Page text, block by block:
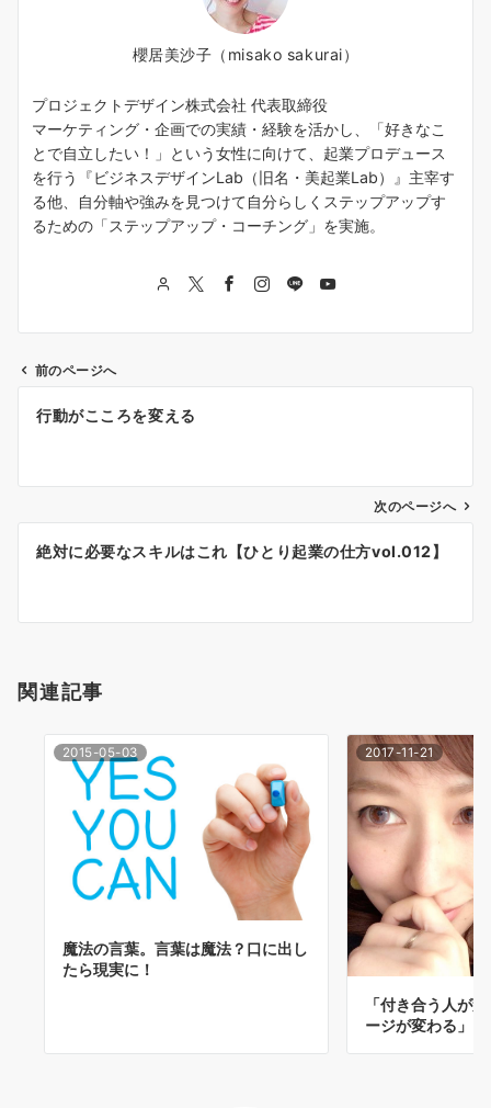
櫻居美沙子（misako sakurai）
プロジェクトデザイン株式会社 代表取締役
マーケティング・企画での実績・経験を活かし、「好きなこ
とで自立したい！」という女性に向けて、起業プロデュース
を行う『ビジネスデザインLab（旧名・美起業Lab）』主宰す
る他、自分軸や強みを見つけて自分らしくステップアップす
るための「ステップアップ・コーチング」を実施。
投
ゲ
シ
ン
前のページへ
行動がこころを変える
次のページへ
絶対に必要なスキルはこれ【ひとり起業の仕方vol.012】
関連記事
2015-05-03
魔法の言葉。言葉は魔法？口に出し
たら現実に！
2017-11-21
「付き合う人が
ージが変わる」